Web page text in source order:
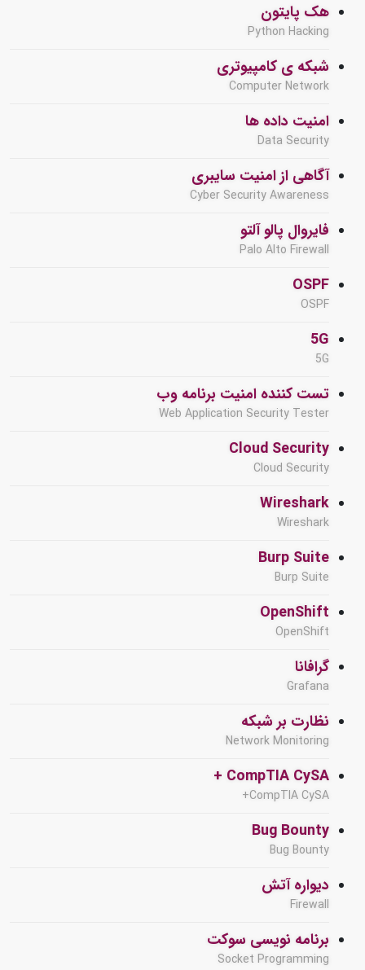
هک پایتون
Python Hacking
شبکه ی کامپیوتری
Computer Network
امنیت داده ها
Data Security
آگاهی از امنیت سایبری
Cyber Security Awareness
فایروال پالو آلتو
Palo Alto Firewall
OSPF
OSPF
5G
5G
تست کننده امنیت برنامه وب
Web Application Security Tester
Cloud Security
Cloud Security
Wireshark
Wireshark
Burp Suite
Burp Suite
OpenShift
OpenShift
گرافانا
Grafana
نظارت بر شبکه
Network Monitoring
CompTIA CySA +
CompTIA CySA+
Bug Bounty
Bug Bounty
دیواره آتش
Firewall
برنامه نویسی سوکت
Socket Programming